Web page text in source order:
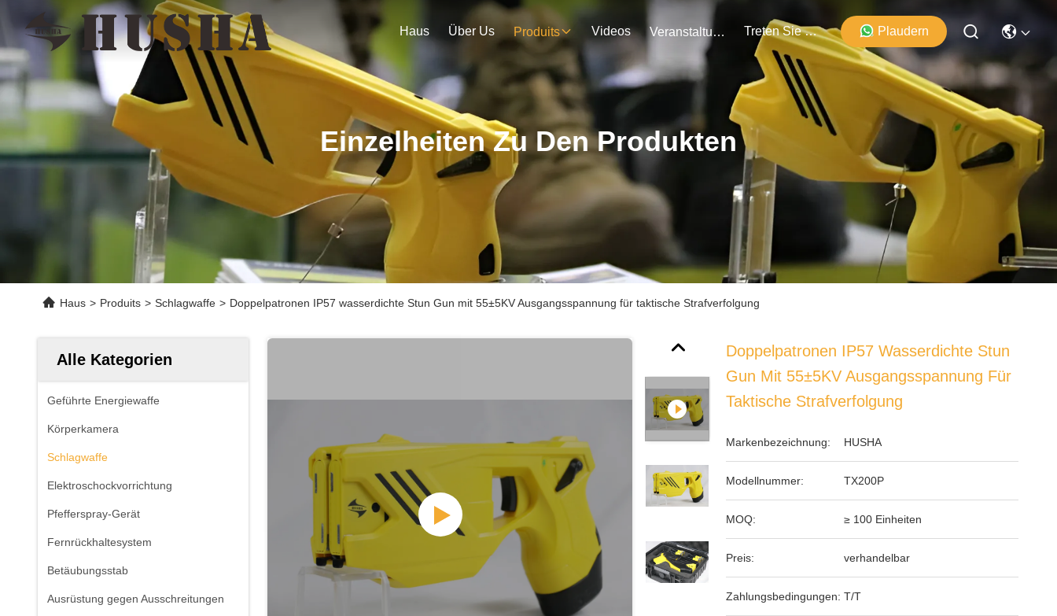
Haus Über Us Produits Videos Veranstaltungen Treten Sie Mit Uns In Verbindung Plaudern
Einzelheiten Zu Den Produkten
Haus > Produits > Schlagwaffe > Doppelpatronen IP57 wasserdichte Stun Gun mit 55±5KV Ausgangsspannung für taktische Strafverfolgung
Alle Kategorien
Geführte Energiewaffe
Körperkamera
Schlagwaffe
Elektroschockvorrichtung
Pfefferspray-Gerät
Fernrückhaltesystem
Betäubungsstab
Ausrüstung gegen Ausschreitungen
Doppelpatronen IP57 Wasserdichte Stun
Gun Mit 55±5KV Ausgangsspannung Für
Taktische Strafverfolgung
Markenbezeichnung: HUSHA
Modellnummer: TX200P
MOQ: ≥ 100 Einheiten
Preis: verhandelbar
Zahlungsbedingungen: T/T